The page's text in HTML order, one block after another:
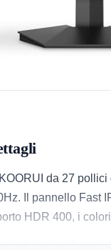
da 27
Il pannello Fast
HDR 400, i
Adaptive Sync